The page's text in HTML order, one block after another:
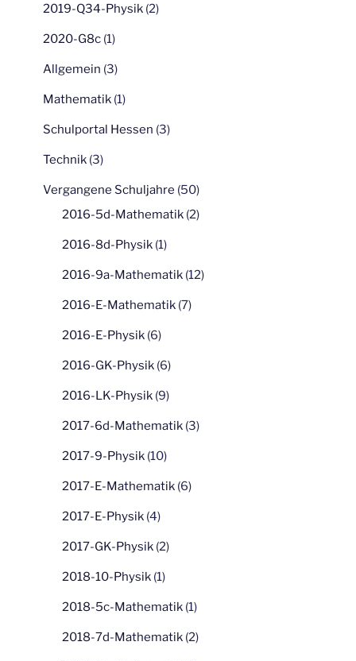
2019-Q34-Physik (2)
2020-G8c (1)
Allgemein (3)
Mathematik (1)
Schulportal Hessen (3)
Technik (3)
Vergangene Schuljahre (50)
2016-5d-Mathematik (2)
2016-8d-Physik (1)
2016-9a-Mathematik (12)
2016-E-Mathematik (7)
2016-E-Physik (6)
2016-GK-Physik (6)
2016-LK-Physik (9)
2017-6d-Mathematik (3)
2017-9-Physik (10)
2017-E-Mathematik (6)
2017-E-Physik (4)
2017-GK-Physik (2)
2018-10-Physik (1)
2018-5c-Mathematik (1)
2018-7d-Mathematik (2)